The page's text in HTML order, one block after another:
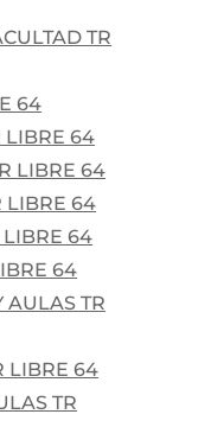
TR
64
LIBRE 64
LIBRE 64
LIBRE 64
LIBRE 64
64
AULAS TR
LIBRE 64
TR